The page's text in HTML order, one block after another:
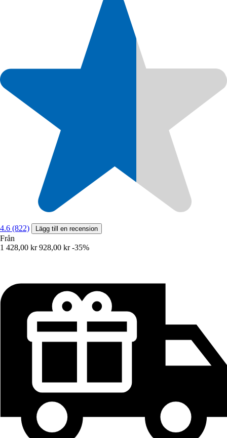
4.6 (822) Lägg till en recension
Från
1 428,00 kr 928,00 kr -35%